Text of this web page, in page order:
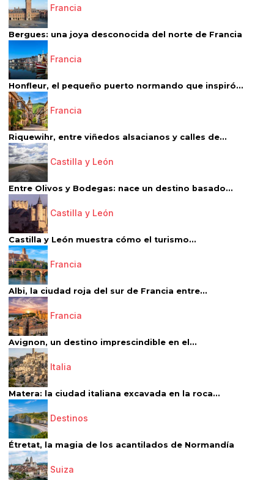
Francia
Bergues: una joya desconocida del norte de Francia
Francia
Honfleur, el pequeño puerto normando que inspiró...
Francia
Riquewihr, entre viñedos alsacianos y calles de...
Castilla y León
Entre Olivos y Bodegas: nace un destino basado...
Castilla y León
Castilla y León muestra cómo el turismo...
Francia
Albi, la ciudad roja del sur de Francia entre...
Francia
Avignon, un destino imprescindible en el...
Italia
Matera: la ciudad italiana excavada en la roca...
Destinos
Étretat, la magia de los acantilados de Normandía
Suiza